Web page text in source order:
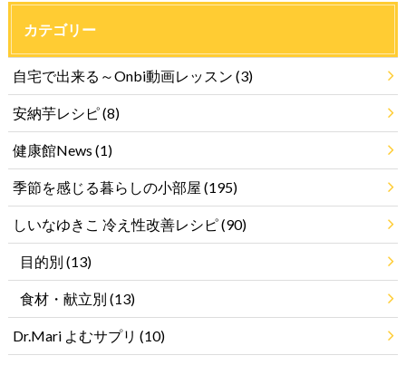
カテゴリー
自宅で出来る～Onbi動画レッスン (3)
安納芋レシピ(8)
健康館News (1)
季節を感じる暮らしの小部屋 (195)
しいなゆきこ 冷え性改善レシピ(90)
目的別 (13)
食材・献立別 (13)
Dr.Mari よむサプリ (10)